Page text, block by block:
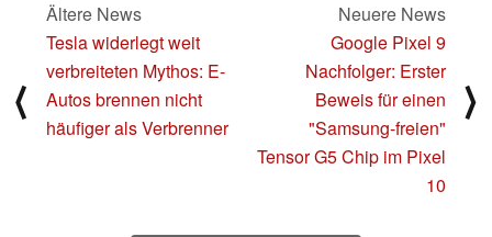
⟨
Ältere News
Tesla widerlegt weit
verbreiteten Mythos: E-
Autos brennen nicht
häufiger als Verbrenner
Neuere News
Google Pixel 9
Nachfolger: Erster
Beweis für einen
"Samsung-freien"
Tensor G5 Chip im Pixel
10
⟩